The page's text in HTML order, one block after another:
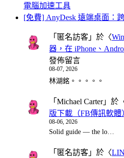
電腦加速工具
[免費] AnyDesk 遠端桌面：
「 匿名訪客 」於〈
器，在 iPhone、
發佈留言
08-07, 2026
林湖銘。。。。。
「 Michael Carter」於
版下載（FB傳訊軟體
08-06, 2026
Solid guide — the lo…
「 匿名訪客 」於〈